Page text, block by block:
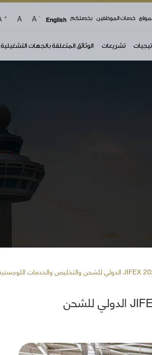
خدمات الموظفين بخدمتكم English
-
A
A
+
A
تشريعات الوثائق المتعلقة بالجهات التشغيلية
هيئة تنظيم الطيران المدني تشارك في معرض JIFEX 2025 الدولي للشحن